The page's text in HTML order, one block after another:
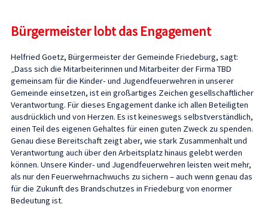
Bürgermeister lobt das Engagement
Helfried Goetz, Bürgermeister der Gemeinde Friedeburg, sagt:
„Dass sich die Mitarbeiterinnen und Mitarbeiter der Firma TBD
gemeinsam für die Kinder- und Jugendfeuerwehren in unserer
Gemeinde einsetzen, ist ein großartiges Zeichen gesellschaftlicher
Verantwortung. Für dieses Engagement danke ich allen Beteiligten
ausdrücklich und von Herzen. Es ist keineswegs selbstverständlich,
einen Teil des eigenen Gehaltes für einen guten Zweck zu spenden.
Genau diese Bereitschaft zeigt aber, wie stark Zusammenhalt und
Verantwortung auch über den Arbeitsplatz hinaus gelebt werden
können. Unsere Kinder- und Jugendfeuerwehren leisten weit mehr,
als nur den Feuerwehrnachwuchs zu sichern – auch wenn genau das
für die Zukunft des Brandschutzes in Friedeburg von enormer
Bedeutung ist.